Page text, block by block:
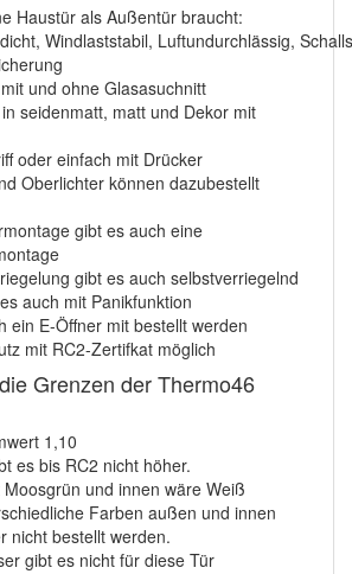
Haustür als Außentür braucht:
Windlaststabil, Luftundurchlässig,
und ohne Glasasuchnitt
seidenmatt, matt und Dekor mit
oder einfach mit Drücker
Oberlichter können dazubestellt
gibt es auch eine
gibt es auch selbstverriegelnd
auch mit Panikfunktion
ein E-Öffner mit bestellt werden
mit RC2-Zertifkat möglich
Grenzen der Thermo46
1,10
es bis RC2 nicht höher.
und innen wäre Weiß
Farben außen und innen
nicht bestellt werden.
gibt es nicht für diese Tür